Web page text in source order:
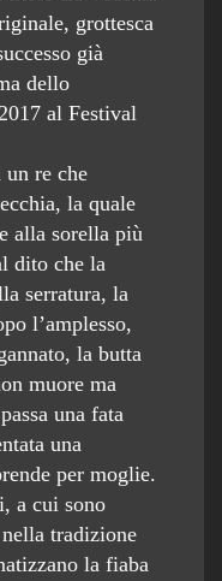
grottesca
già
dello
al Festival
un re che
la quale
alla sorella più
dito che la
serratura, la
l’amplesso,
la butta
muore ma
una fata
una
per moglie.
a cui sono
tradizione
la fiaba